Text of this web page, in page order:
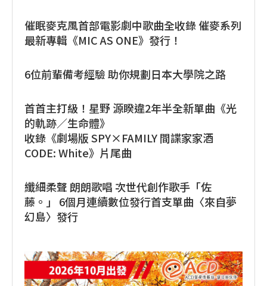
催眠麥克風首部電影劇中歌曲全收錄 催麥系列
最新專輯《MIC AS ONE》發行！
6位前輩備考經驗 助你規劃日本大學院之路
首首主打級！星野 源睽違2年半全新單曲《光
的軌跡／生命體》
收錄《劇場版 SPY×FAMILY 間諜家家酒
CODE: White》片尾曲
纖細柔聲 朗朗歌唱 次世代創作歌手「佐
藤。」 6個月連續數位發行首支單曲〈來自夢
幻島〉發行